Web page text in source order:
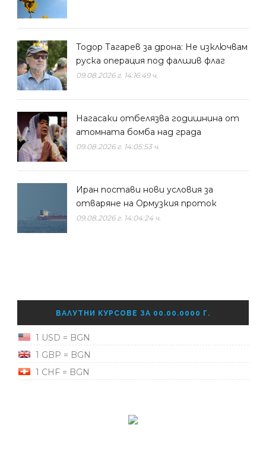
Тодор Тагарев за дрона: Не изключвам
руска операция под фалшив флаг
09.08.2026 г. 14:16:49 ч.
Нагасаки отбелязва годишнина от
атомната бомба над града
09.08.2026 г. 14:05:53 ч.
Иран постави нови условия за
отваряне на Ормузкия проток
09.08.2026 г. 14:04:24 ч.
ВАЛУТНИ КУРСОВЕ ЗА 00.00.0000 Г.
1 USD = BGN
1 GBP = BGN
1 CHF = BGN